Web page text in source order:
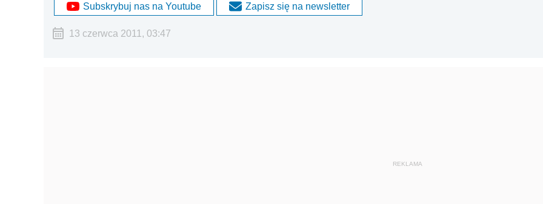
Subskrybuj nas na Youtube Zapisz się na newsletter
13 czerwca 2011, 03:47